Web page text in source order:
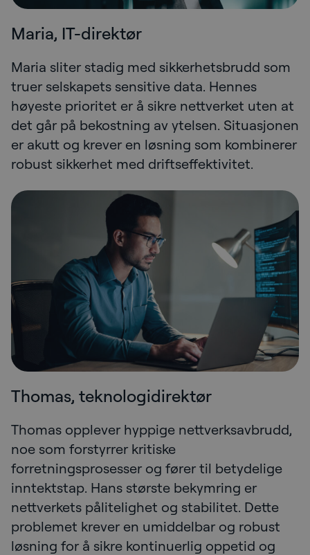
Maria, IT-direktør
Maria sliter stadig med sikkerhetsbrudd som
truer selskapets sensitive data. Hennes
høyeste prioritet er å sikre nettverket uten at
det går på bekostning av ytelsen. Situasjonen
er akutt og krever en løsning som kombinerer
robust sikkerhet med driftseffektivitet.
Thomas, teknologidirektør
Thomas opplever hyppige nettverksavbrudd,
noe som forstyrrer kritiske
forretningsprosesser og fører til betydelige
inntektstap. Hans største bekymring er
nettverkets pålitelighet og stabilitet. Dette
problemet krever en umiddelbar og robust
løsning for å sikre kontinuerlig oppetid og